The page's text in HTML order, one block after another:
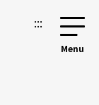
:::